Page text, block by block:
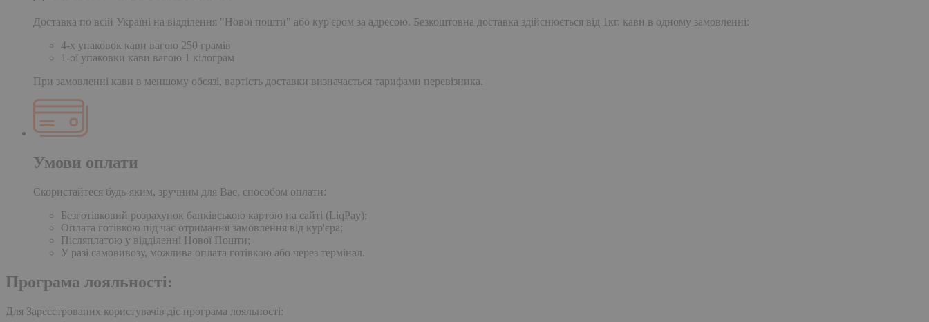
Доставка по всій Україні на відділення "Нової пошти" або кур'єром за адресою. Безкоштовна доставка здійснюється від 1кг. кави в одному замовленні:
4-х упаковок кави вагою 250 грамів
1-ої упаковки кави вагою 1 кілограм
При замовленні кави в меншому обсязі, вартість доставки визначається тарифами перевізника.
Умови оплати
Скористайтеся будь-яким, зручним для Вас, способом оплати:
Безготівковий розрахунок банківською картою на сайті (LiqPay);
Оплата готівкою під час отримання замовлення від кур'єра;
Післяплатою у відділенні Нової Пошти;
У разі самовивозу, можлива оплата готівкою або через термінал.
Програма лояльності:
Для Зареєстрованих користувачів діє програма лояльності: